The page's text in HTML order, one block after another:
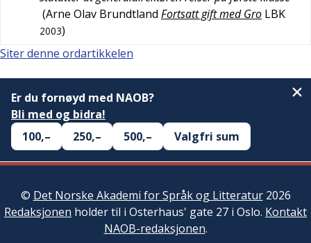
(Arne Olav Brundtland Fortsatt gift med Gro LBK
2003)
Siter denne ordartikkelen
Er du fornøyd med NAOB?
Bli med og bidra!
100,–
250,– 500,– Valgfri sum
© Det Norske Akademi for Språk og Litteratur2026
Redaksjonen holder til i Osterhaus' gate 27 i Oslo. Kontakt
NAOB-redaksjonen.